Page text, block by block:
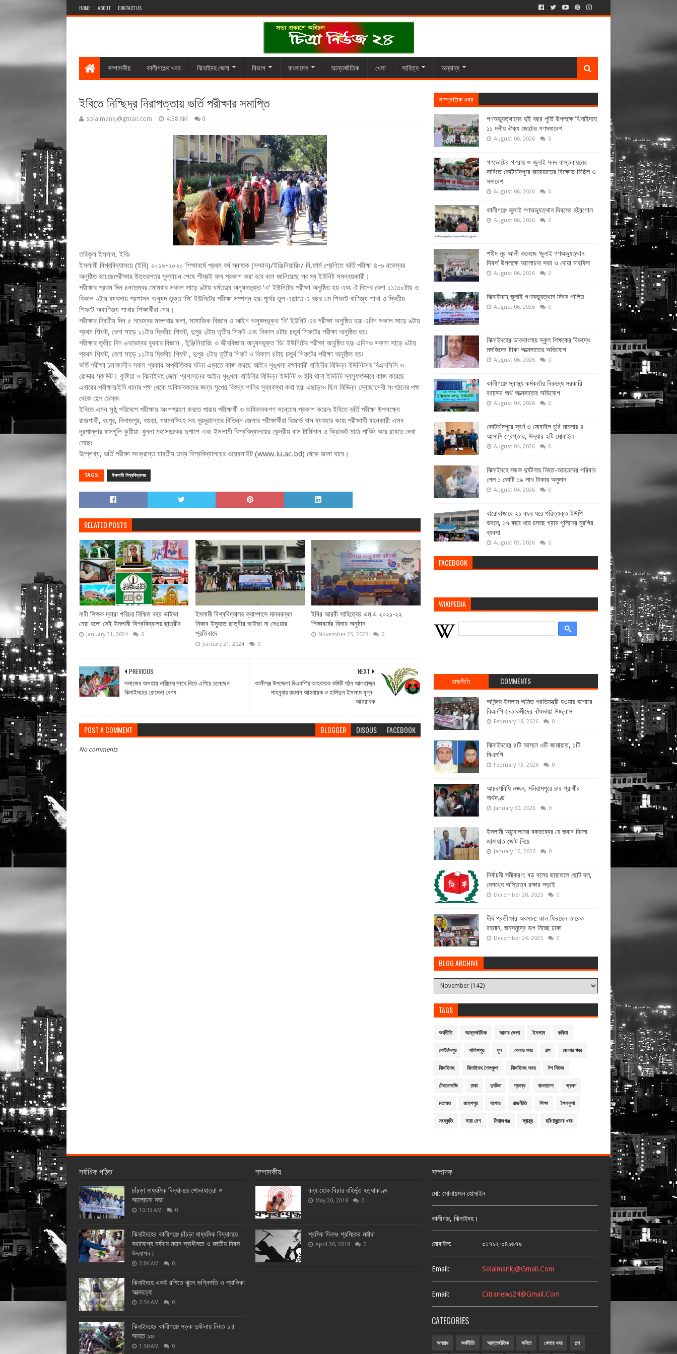
HOME ABOUT CONTACT US
সম্পাদকীয় কালীগঞ্জের খবর ঝিনাইদহ জেলা বিভাগ বাংলাদেশ আন্তর্জাতিক খেলা সাহিত্য অন্যান্য
ইবিতে নিশ্ছিদ্র নিরাপত্তায় ভর্তি পরীক্ষার সমাপ্তি
solaimankj@gmail.com 4:38 AM 0
তরিকুল ইসলাম, ইবিঃ
ইসলামী বিশ্ববিদ্যালয়ে (ইবি) ২০১৯-২০২০ শিক্ষাবর্ষে প্রথম বর্ষ স্নাতক (সম্মান)/ইঞ্জিনিয়ারিং/ বি.ফার্ম শ্রেণিতে ভর্তি পরীক্ষা ৪-৬ নভেম্বর
অনুষ্ঠিত হয়েছে৷পরীক্ষার উত্তরপত্র মূল্যায়ন শেষে শীঘ্রই ফল প্রকাশ করা হবে বলে জানিয়েছে স্ব স্ব ইউনিট সমন্বয়কারী।
পরীক্ষার প্রথম দিন ৪নভেম্বর সোমবার সকাল সাড়ে ৯টায় ধর্মতত্ত্ব অনুষদভূক্ত ‘এ’ ইউনিটের পরীক্ষা অনুষ্ঠিত হয় এবং ঐ দিনের বেলা ১১:৩০টায় ও
বিকাল ২টায় ব্যবসায় প্রশাসন অনুষদ ভূক্ত ‘সি’ ইউনিটের পরীক্ষা সম্পন্ন হয়৷ পূর্বের ভুল এড়াতে এ বছর ১ম শিফটে বাণিজ্য শাখা ও দ্বিতীয়
শিফটে অবাণিজ্য শাখার শিক্ষার্থীরা নেয়।
পরীক্ষার দ্বিতীয় দিন ৫ নভেম্বর মঙ্গলবার কলা, সামাজিক বিজ্ঞান ও আইন অনুষদভূক্ত 'বি' ইউনিট এর পরীক্ষা অনুষ্ঠিত হয়৷ এদিন সকাল সাড়ে ৯টায়
প্রথম শিফট, বেলা সাড়ে ১১টায় দ্বিতীয় শিফট, দুপুর ২টায় তৃতীয় শিফট এবং বিকাল ৪টায় চতুর্থ শিফটের পরীক্ষা অনুষ্ঠিত হয়৷
পরীক্ষার তৃতীয় দিন ৬নভেম্বর বুধবার বিজ্ঞান , ইন্ঞ্জিনিয়ারিং ও জীববিজ্ঞান অনুষদভুক্ত 'ডি' ইউনিটের পরীক্ষা অনুষ্ঠিত হয়৷ এদিনও সকাল সাড়ে ৯টায়
প্রথম শিফট, বেলা সাড়ে ১১টায় দ্বিতীয় শিফট , দুপুর ২টায় তৃতীয় শিফট ও বিকাল ৪টায় চতুর্থ শিফটের পরীক্ষা অনুষ্ঠিত হয়৷
ভর্তি পরীক্ষা চলাকালীন সকল প্রকার অপ্রীতিকর ঘটনা এড়াতে কাজ করছে আইন শৃঙ্খলা রক্ষাকারী বাহিনীর বিভিন্ন ইউনিটসহ বিএনসিসি ও
রোভার স্কাউট। কুষ্টিয়া ও ঝিনাইদহ জেলা প্রশাসনের আইন শৃঙ্খলা বাহিনীর বিভিন্ন ইউনিট ও ইবি থানা ইউনিট স্বস্ফুর্তভাবে কাজ করেছে
এবারের পরীক্ষায়৷ইবি থানার পক্ষ থেকে অবিভাবকদের জন্য সুপেয় বিশুদ্ধ পানির সুব্যবস্থা করা হয়৷ এছাড়াও ছিল বিভিন্ন স্বেচ্ছাসেবী সংগঠনের পক্ষ
থেকে হেল্প ডেস্ক৷
ইবিতে এমন সুষ্ঠু পরিবেশে পরীক্ষায় অংশগ্রহণ করতে পারায় পরীক্ষার্থী ও অবিভাবকগণ সন্তোষ প্রকাশ করেন৷ ইবিতে ভর্তি পরীক্ষা উপলক্ষ্যে
রাজশাহী, রংপুর, দিনাজপুর, বগুড়া, ময়মনসিংহ সহ দূরদূরান্তের বিভিন্ন জেলার পরীক্ষার্থীরা রিজার্ভ বাস ব্যবহার করে৷ পরীক্ষার্থী বহনকারী এসব
দূরপাল্লার বাসগূলি কুষ্টিয়া-খুলনা মহাসড়কের দুপাশে এবং ইসলামী বিশ্ববিদ্যালয়ের কেন্দ্রীয় বাস টার্মিনাল ও ক্রিকেট মাঠে পার্কিং করে রাখতে দেখা
গেছে৷
উল্লেখ্য, ভর্তি পরীক্ষা সংক্রান্ত যাবতীয় তথ্য বিশ্ববিদ্যালয়ের ওয়েবসাইট (www.iu.ac.bd) থেকে জানা যাবে।
TAGS: ইসলামী বিশ্ববিদ্যালয়
RELATED POSTS
নারী শিক্ষক দ্বারা পরিচয় নিশ্চিত করে ভাইভা
নেয়া হলো সেই ইসলামী বিশ্ববিদ্যালয় ছাত্রীর
January 31, 2024 0
ইসলামী বিশ্ববিদ্যালয় ক্যাম্পাসে মানববন্ধন
নিকাব ইস্যুতে ছাত্রীর ভাইভা না নেওয়ার
প্রতিবাদে
January 21, 2024 0
ইবির আরবী সাহিত্যের এম এ ২০২১-২২
শিক্ষাবর্ষের বিদায় অনুষ্ঠান
November 25, 2023 0
NEXT
কালীগঞ্জ উপজেলা বিএনপি’র আহবায়ক কমিটি গঠন আলহাজ্ব
মাহবুবার রহমান আহবায়ক ও হামিদুল ইসলাম যুগ্ন-
আহয়াবক
PREVIOUS
সমাজের অসহায় নারীদের সাথে নিয়ে এগিয়ে চলেছেন
ঝিনাইদহের রোমেনা বেগম
POST A COMMENT BLOGGER DISQUS FACEBOOK
No comments
সাম্প্রতিক খবর
গণঅভ্যুত্থানের দুই বছর পুর্তি উপলক্ষে ঝিনাইদহে
১১ দলীয় ঐক্য জোটের গণসমাবেশ
August 06, 2026 0
গণভোটের গণরায় ও জুলাই সনদ বাস্তবায়নের
দাবিতে কোটচাঁদপুরে জামায়াতের বিক্ষোভ মিছিল ও
সমাবেশ
August 06, 2026 0
কালীগঞ্জে জুলাই গণঅভ্যুত্থান দিবসের হট্রগোল
August 06, 2026 0
শহীদ নূর আলী কলেজে ‘জুলাই গণঅভ্যুত্থান
দিবস’ উপলক্ষে আলোচনা সভা ও দোয়া মাহফিল
August 06, 2026 0
ঝিনাইদহে জুলাই গণঅভ্যুত্থান দিবস পালিত
August 06, 2026 0
ঝিনাইদহের ডাকবাংলায় স্কুল শিক্ষকের বিরুদ্ধে
মসজিদের টাকা আত্মসাতের অভিযোগ
August 06, 2026 0
কালীগঞ্জে স্বাস্থ্য কর্মকর্তার বিরুদ্ধে সরকারি
বরাদ্দের অর্থ আত্মসাতের অভিযোগ
August 04, 2026 0
কোটচাঁদপুরে স্বর্ণ ও মোবাইল চুরি মামলায় ৪
আসামি গ্রেপ্তার, উদ্ধার ২টি মোবাইল
August 04, 2026 0
ঝিনাইদহে সড়ক দুর্ঘটনায় নিহত-আহতদের পরিবার
পেল ১ কোটি ১৯ লাখ টাকার অনুদান
August 04, 2026 0
বারোবাজারে ২১ বছর ধরে পরিত্যক্ত ইউপি
ভবনে, ১৭ বছর ধরে চলছে গ্রাম পুলিশের মুরগির
ব্যবসা
August 03, 2026 0
FACEBOOK
WIKIPEDIA
রাজনীতি COMMENTS
অনিন্দ্য ইসলাম অমিত প্রতিমন্ত্রী হওয়ায় যশোরে
বিএনপি নেতাকর্মীদের বাঁধভাঙা উচ্ছ্বাস
February 18, 2026 0
ঝিনাইদহের ৪টি আসনে ৩টি জামায়াত, ১টি
বিএনপি
February 13, 2026 0
আচরণবিধি লঙ্ঘন, মনিরামপুরে চার প্রার্থীর
অর্থদণ্ড
January 30, 2026 0
ইসলামী আন্দোলনের বক্তব্যের যে জবাব দিলো
জামায়াত জোট নিয়ে
January 16, 2026 0
নির্বাচনী সমীকরণ: বড় দলের ছায়াতলে ছোট দল,
নেপথ্যে অস্তিত্ব রক্ষার লড়াই
December 28, 2025 0
দীর্ঘ প্রতীক্ষার অবসান: কাল ফিরছেন তারেক
রহমান, জনসমুদ্রে রূপ নিচ্ছে ঢাকা
December 24, 2025 0
BLOG ARCHIVE
TAGS
অর্থনীতি আন্তর্জাতিক আমার জেলা ইসলাম কবিতা
কোটচাঁদপুর খালিশপুর খুন খেলার খবর গল্প জেলার খবর
ঝিনাইদহ ঝিনাইদহ শৈলকুপা ঝিনাইদহ সদর টপ নিউজ
টেকনোলজি ঢাকা দুর্ঘটনা প্রবন্ধ বাংলাদেশ ভ্রমণ
মতামত মহেশপুর যশোর রাজনীতি শিক্ষা শৈলকুপা
সংস্কৃতি সারা দেশ সিরাজগঞ্জ স্বাস্থ্য হরিণাকুন্ডের খবর
সর্বাধিক পঠিত
চাঁচড়া মাধ্যমিক বিদ্যালয়ে শোভাযাত্রা ও
আলোচনা সভা
10:13 AM 0
ঝিনাইদহের কালীগঞ্জে চাঁচড়া মাধ্যমিক বিদ্যালয়ে
যথাযোগ্য মর্যদায় মহান স্বাধীনতা ও জাতীয় দিবস
উদযাপন।
2:04 AM 0
ঝিনাইদহে একই রশিতে ঝুলে ভগ্নিপতি ও শ্যালিকা
আত্মহত্যা
2:54 AM 0
ঝিনাইদহের কালীগঞ্জে সড়ক দুর্ঘটনায় নিহত ১॥
আহত ১৩
1:50 AM 0
সম্পাদকীয়
বন্ধ হোক বিচার বহির্ভূত হত্যাকাণ্ড
May 20, 2018 0
শ্রমিক দিবসঃ শ্রমিকের মর্যাদা
April 30, 2018 0
সম্পাদক
মো: সোলায়মান হোসাইন
কালীগঞ্জ, ঝিনাইদহ।
মোবাইল: ০১৭১২-০৪১৬৭৯
Email: Solaimankj@gmail.com
Email: Citranews24@gmail.com
CATEGORIES
অপরাধ অর্থনীতি আন্তর্জাতিক কবিতা খেলার খবর গল্প